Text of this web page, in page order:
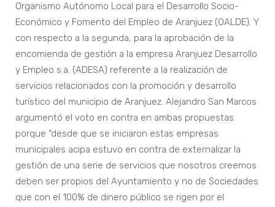
Organismo Autónomo Local para el Desarrollo Socio-
Económico y Fomento del Empleo de Aranjuez (OALDE). Y
con respecto a la segunda, para la aprobación de la
encomienda de gestión a la empresa Aranjuez Desarrollo
y Empleo s.a. (ADESA) referente a la realización de
servicios relacionados con la promoción y desarrollo
turístico del municipio de Aranjuez. Alejandro San Marcos
argumentó el voto en contra en ambas propuestas
porque “desde que se iniciaron estas empresas
municipales acipa estuvo en contra de externalizar la
gestión de una serie de servicios que nosotros creemos
deben ser propios del Ayuntamiento y no de Sociedades
que con el 100% de dinero público se rigen por el